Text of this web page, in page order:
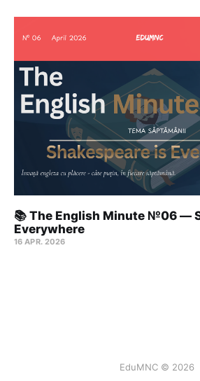
📚 The English Minute №06 —
Everywhere
16 APR. 2026
EduMNC © 2026